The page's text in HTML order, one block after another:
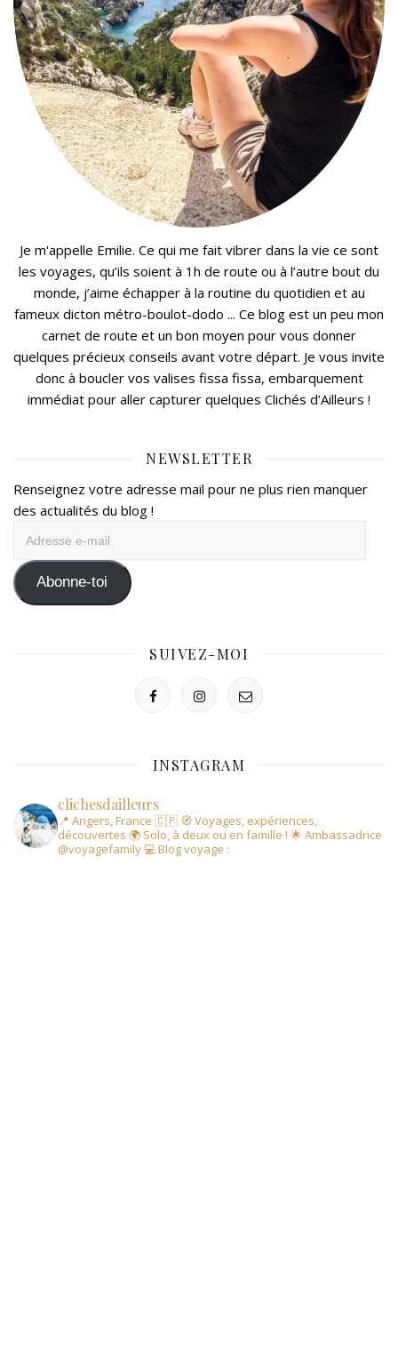
Je m'appelle Emilie. Ce qui me fait vibrer dans la vie ce sont
les voyages, qu’ils soient à 1h de route ou à l’autre bout du
monde, j’aime échapper à la routine du quotidien et au
fameux dicton métro-boulot-dodo ... Ce blog est un peu mon
carnet de route et un bon moyen pour vous donner
quelques précieux conseils avant votre départ. Je vous invite
donc à boucler vos valises fissa fissa, embarquement
immédiat pour aller capturer quelques Clichés d’Ailleurs !
NEWSLETTER
Renseignez votre adresse mail pour ne plus rien manquer
des actualités du blog !
mail Abonne-toi
SUIVEZ-MOI
INSTAGRAM
clichesdailleurs
📍 Angers, France 🇨🇵 🧭 Voyages, expériences,
découvertes 🌍 Solo, à deux ou en famille ! 🌟 Ambassadrice
@voyagefamily 💻 Blog voyage :